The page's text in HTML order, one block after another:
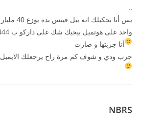
..
واحد على هوتميل بيجيك شك على داركو ب 4444 دولار
أنا جربتها و صارت
جرب ودي و شوف كم مرة راح يرجعلك الايميل
NBRS